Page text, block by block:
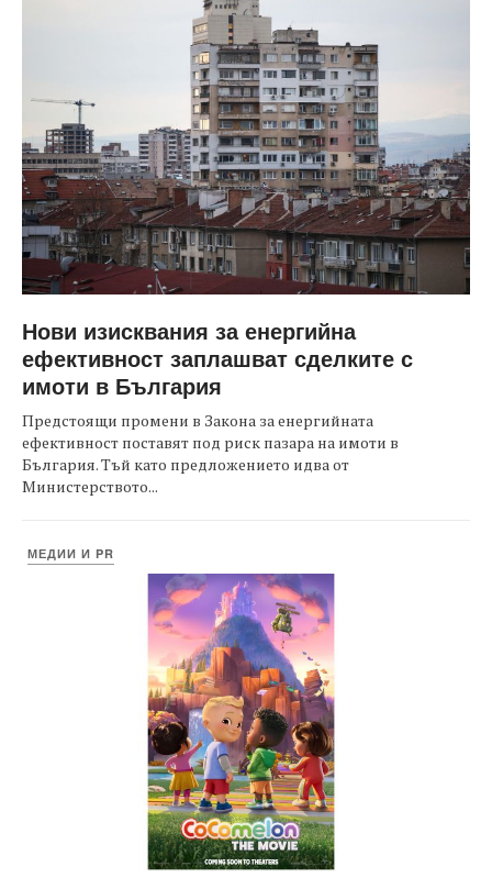
Нови изисквания за енергийна
ефективност заплашват сделките с
имоти в България
Предстоящи промени в Закона за енергийната
ефективност поставят под риск пазара на имоти в
България. Тъй като предложението идва от
Министерството...
МЕДИИ И PR